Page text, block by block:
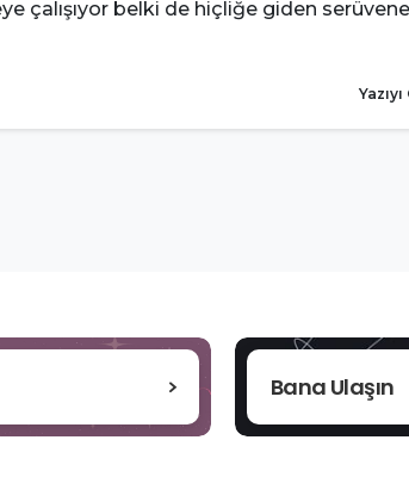
çalışıyor belki de hiçliğe giden serüvene
Bana Ulaşın